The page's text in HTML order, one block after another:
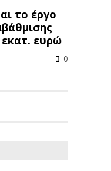
το έργο
ευρώ
0